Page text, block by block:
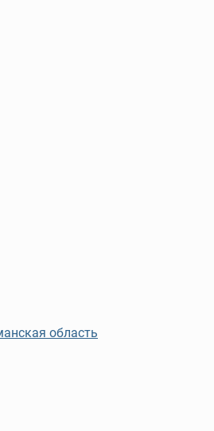
область